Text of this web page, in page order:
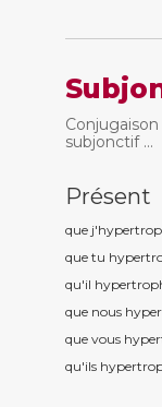
subjonctif ...
Présent
que
que tu
qu'il
que nous
que vous
qu'ils